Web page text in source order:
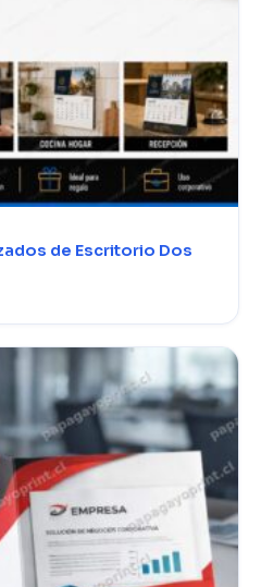
de Escritorio Dos